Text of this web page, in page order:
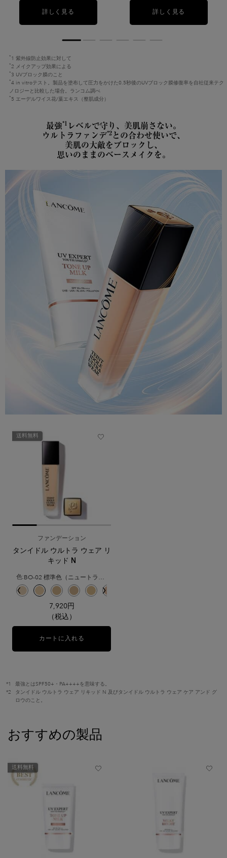
詳しく見る 詳しく見る
* 1 紫外線防止効果に対して
*2 メイクアップ効果による
* 3 UVブロック膜のこと
*4 in vitroテスト。製品を塗布して圧力をかけた0.5秒後のUVブロック膜修復率を自社従来テク
ノロジーと比較した場合。ランコム調べ
* 5 エーデルワイス花/葉エキス（整肌成分）
最強*1 レベルで守り、美肌崩さない。
ウルトラファンデ*2 との合わせ使いで、
美肌の大敵をブロックし、
思いのままのベースメイクを。
送料無料
ファンデーション
タンイドル ウルトラ ウェア リ
キッド N
色:
色を選択してください {1} の場合
カラー タンイドル ウルトラ ウェア リキッド N、1/14
ド のカラー タンイドル ウルトラ ウェア リキッド N、2/14
ンスが取れた健康的な明るさのシェード のカラー タンイドル ウルトラ ウェア
庫切れです, PO-02 ピンクオークルの少し明るいシェード のカラー タンイドル
の少し明るいシェード のカラー タンイドル ウルトラ ウェア リキッド N、5/14
ベースの明るいシェード のカラー タンイドル ウルトラ ウェア リキッド N、6/14
ニュートラルベースの明るいシェード のカラー タンイドル ウルトラ ウェア リ
選択済み
B-01 イエローベースの明るいシェード のカラー タンイドル ウルトラ ウェア リ
選択済み
O-01 イエローとオークルのバランスが取れた少し明るいシェード のカ
選択済み
BO-02 標準色（ニュートラルベースの少し明るいシェード） のカ
選択済み
O-02 イエローとオークルのバランスが取れた自然な明るさ
選択済み
BO-03 ニュートラルベースの健康的な明るさのシェ
選択済み
BO-04 ニュートラルベースの、自然な明るさの
7,920円
（税込）
カートに入れる
*1
最強とはSPF50+・PA++++を意味する。
*2
タンイドル ウルトラ ウェア リキッド N 及びタンイドル ウルトラ ウェア ケア アンド グ
ロウのこと。
おすすめの製品
送料無料